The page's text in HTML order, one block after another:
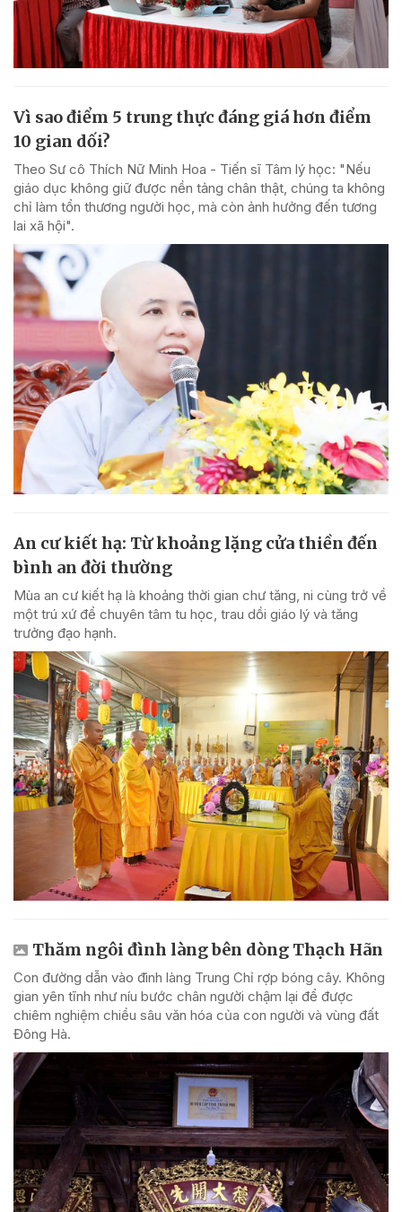
Vì sao điểm 5 trung thực đáng giá hơn điểm
10 gian dối?
Theo Sư cô Thích Nữ Minh Hoa - Tiến sĩ Tâm lý học: "Nếu
giáo dục không giữ được nền tảng chân thật, chúng ta không
chỉ làm tổn thương người học, mà còn ảnh hưởng đến tương
lai xã hội".
An cư kiết hạ: Từ khoảng lặng cửa thiền đến
bình an đời thường
Mùa an cư kiết hạ là khoảng thời gian chư tăng, ni cùng trở về
một trú xứ để chuyên tâm tu học, trau dồi giáo lý và tăng
trưởng đạo hạnh.
Thăm ngôi đình làng bên dòng Thạch Hãn
Con đường dẫn vào đình làng Trung Chỉ rợp bóng cây. Không
gian yên tĩnh như níu bước chân người chậm lại để được
chiêm nghiệm chiều sâu văn hóa của con người và vùng đất
Đông Hà.